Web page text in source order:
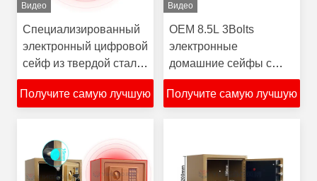
Видео
Специализированный
электронный цифровой
сейф из твердой стали
8.5L с полной
цифровой клавиатурой
Получите самую лучшую
Видео
OEM 8.5L 3Bolts
электронные
домашние сейфы с
двумя клавишами
твердой стали
Получите самую лучшую